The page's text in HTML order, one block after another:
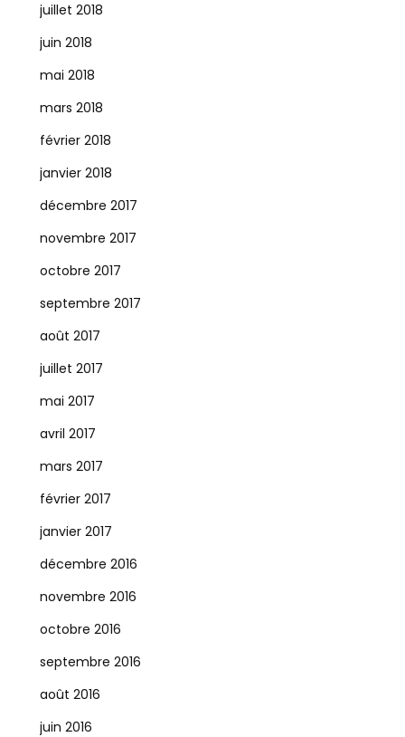
juillet 2018
juin 2018
mai 2018
mars 2018
février 2018
janvier 2018
décembre 2017
novembre 2017
octobre 2017
septembre 2017
août 2017
juillet 2017
mai 2017
avril 2017
mars 2017
février 2017
janvier 2017
décembre 2016
novembre 2016
octobre 2016
septembre 2016
août 2016
juin 2016